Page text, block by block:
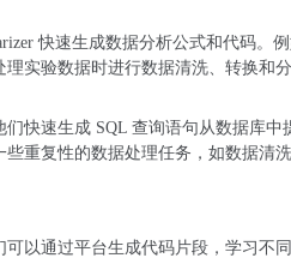
快速生成数据分析公式和代码。
实验数据时进行数据清洗、转换和
快速生成 SQL 查询语句从数据库中
重复性的数据处理任务，如数据清
以通过平台生成代码片段，学习不